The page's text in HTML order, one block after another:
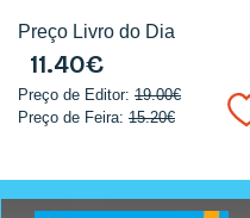
Preço Livro do Dia
11.40€
Preço de Editor: 19.00€
Preço de Feira: 15.20€